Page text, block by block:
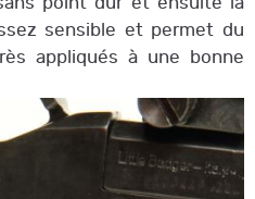
sensible et permet du
appliqués à une bonne